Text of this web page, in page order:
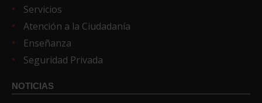
Servicios
Atención a la Ciudadanía
Enseñanza
Seguridad Privada
NOTICIAS